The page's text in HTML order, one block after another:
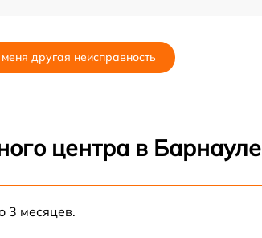
от 30 мин
другая неисправность
центра в Барнауле
3 месяцев.